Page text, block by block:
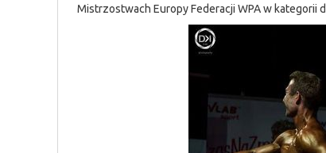
Mistrzostwach Europy Federacji WPA w kategorii